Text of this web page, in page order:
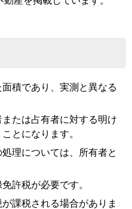
積であり、実測と異なる
たは占有者に対する明け
とになります。
理については、所有者と
許税が必要です。
課税される場合がありま